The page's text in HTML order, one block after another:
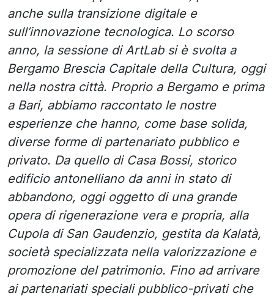
anche sulla transizione digitale e
sull’innovazione tecnologica. Lo scorso
anno, la sessione di ArtLab si è svolta a
Bergamo Brescia Capitale della Cultura, oggi
nella nostra città. Proprio a Bergamo e prima
a Bari, abbiamo raccontato le nostre
esperienze che hanno, come base solida,
diverse forme di partenariato pubblico e
privato. Da quello di Casa Bossi, storico
edificio antonelliano da anni in stato di
abbandono, oggi oggetto di una grande
opera di rigenerazione vera e propria, alla
Cupola di San Gaudenzio, gestita da Kalatà,
società specializzata nella valorizzazione e
promozione del patrimonio. Fino ad arrivare
ai partenariati speciali pubblico-privati che